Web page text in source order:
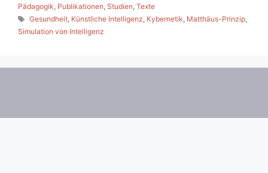
Pädagogik, Publikationen, Studien, Texte
Schlagwörter
Gesundheit, Künstliche Intelligenz, Kybernetik, Matthäus-Prinzip,
Simulation von Intelligenz